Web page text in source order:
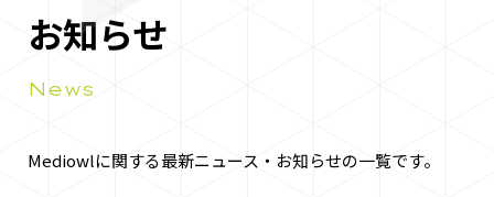
お知らせ
News
Mediowlに関する最新ニュース・お知らせの一覧です。